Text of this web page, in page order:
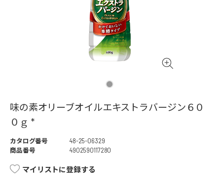
味の素オリーブオイルエキストラバージン６０
０ｇ *
カタログ番号
48-25-06329
商品番号
4902590117280
マイリストに登録する